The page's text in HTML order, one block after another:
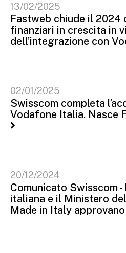
13/02/2025
Fastweb chiude il 2024
finanziari in crescita in
dell’integrazione con
02/01/2025
Swisscom completa
Vodafone Italia. Nasce
20/12/2024
Comunicato Swisscom
italiana e il Ministero
Made in Italy